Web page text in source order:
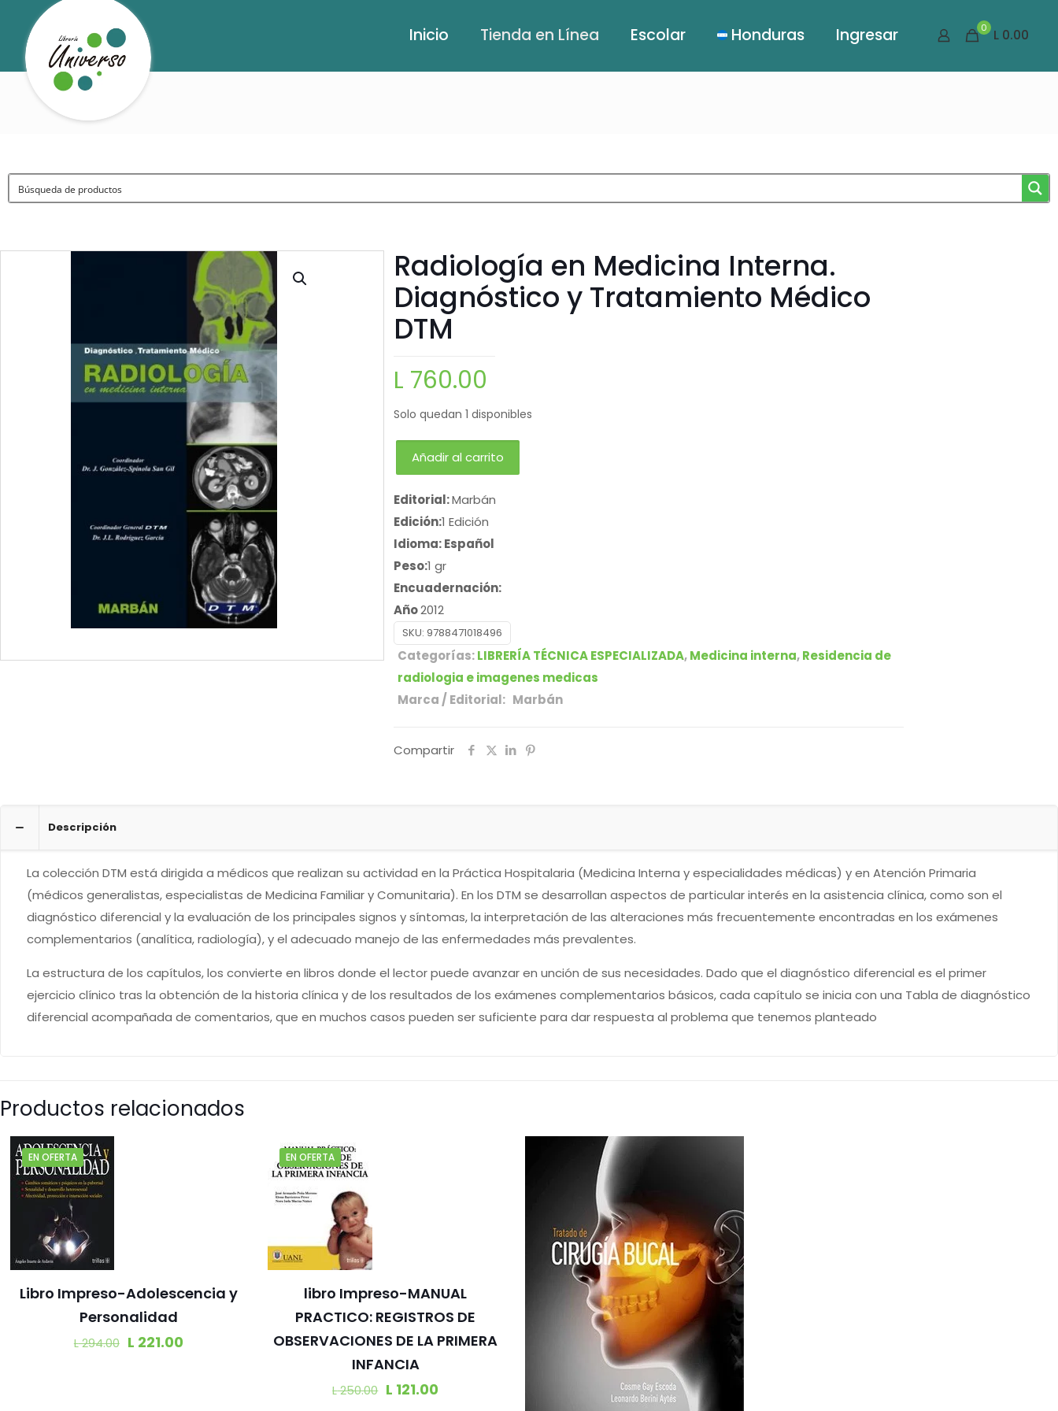
Inicio Tienda en Línea Escolar Honduras Ingresar 0 L 0.00
Radiología en Medicina Interna.
Diagnóstico y Tratamiento Médico
DTM
L 760.00
Solo quedan 1 disponibles
Añadir al carrito
Editorial:Marbán
Edición:1 Edición
Idioma: Español
Peso:1 gr
Encuadernación:
Año2012
SKU: 9788471018496
Categorías:LIBRERÍA TÉCNICA ESPECIALIZADA,Medicina interna,Residencia de
radiologia e imagenes medicas
Marca / Editorial: Marbán
Compartir
Descripción
La colección DTM está dirigida a médicos que realizan su actividad en la Práctica Hospitalaria (Medicina Interna y especialidades médicas) y en Atención Primaria
(médicos generalistas, especialistas de Medicina Familiar y Comunitaria). En los DTM se desarrollan aspectos de particular interés en la asistencia clínica, como son el
diagnóstico diferencial y la evaluación de los principales signos y síntomas, la interpretación de las alteraciones más frecuentemente encontradas en los exámenes
complementarios (analítica, radiología), y el adecuado manejo de las enfermedades más prevalentes.
La estructura de los capítulos, los convierte en libros donde el lector puede avanzar en unción de sus necesidades. Dado que el diagnóstico diferencial es el primer
ejercicio clínico tras la obtención de la historia clínica y de los resultados de los exámenes complementarios básicos, cada capítulo se inicia con una Tabla de diagnóstico
diferencial acompañada de comentarios, que en muchos casos pueden ser suficiente para dar respuesta al problema que tenemos planteado
Productos relacionados
EN OFERTA
Libro Impreso-Adolescencia y
Personalidad
L294.00 L 221.00
EN OFERTA
libro Impreso-MANUAL
PRACTICO: REGISTROS DE
OBSERVACIONES DE LA PRIMERA
INFANCIA
L250.00 L 121.00